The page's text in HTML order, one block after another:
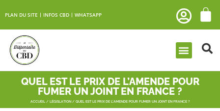
PLAN DU SITE INFOS CBD WHATSAPP
QUEL EST LE PRIX DE L’AMENDE POUR
FUMER UN JOINT EN FRANCE ?
ACCUEIL / LÉGISLATION / QUEL EST LE PRIX DE L’AMENDE POUR FUMER UN JOINT EN FRANCE ?